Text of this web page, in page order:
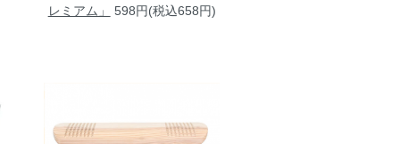
レミアム」
598円(税込658円)